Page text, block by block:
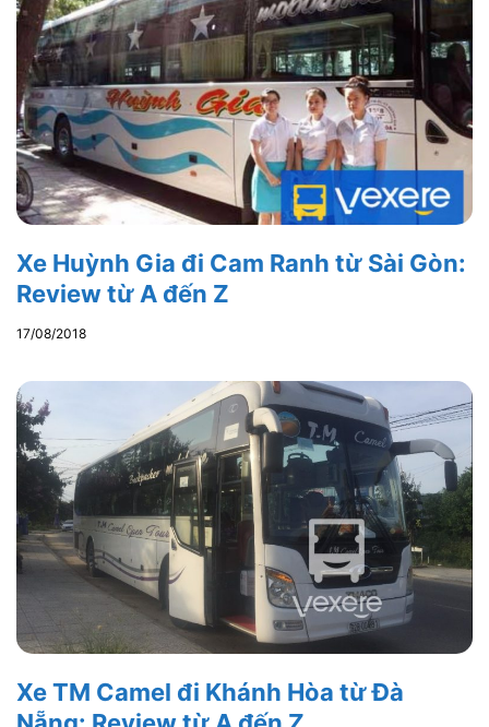
Xe Huỳnh Gia đi Cam Ranh từ Sài Gòn:
Review từ A đến Z
17/08/2018
Xe TM Camel đi Khánh Hòa từ Đà